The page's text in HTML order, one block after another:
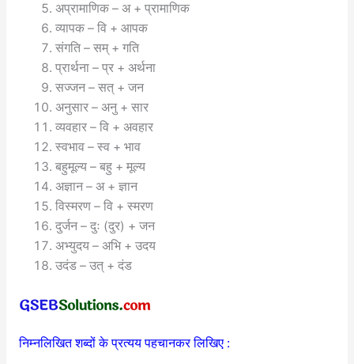
अप्रामाणिक – अ + प्रामाणिक
व्यापक – वि + आपक
संगति – सम् + गति
प्रार्थना – प्र + अर्थना
सज्जन – सत् + जन
अनुसार – अनु + सार
व्यवहार – वि + अवहार
स्वभाव – स्व + भाव
बहुमूल्य – बहु + मूल्य
अज्ञान – अ + ज्ञान
विस्मरण – वि + स्मरण
दुर्जन – दुः (दुर) + जन
अभ्युदय – अभि + उदय
उदंड – उत् + दंड
निम्नलिखित शब्दों के प्रत्यय पहचानकर लिखिए :